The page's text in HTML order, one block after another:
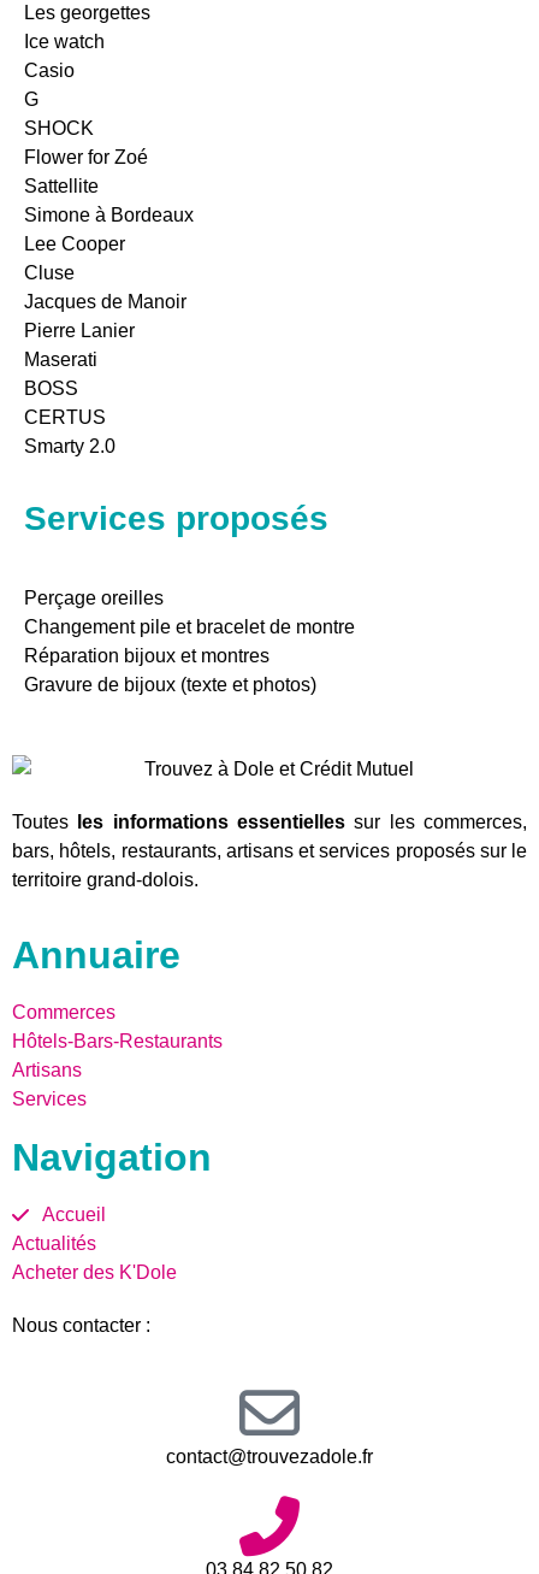
Les georgettes
Ice watch
Casio
G
SHOCK
Flower for Zoé
Sattellite
Simone à Bordeaux
Lee Cooper
Cluse
Jacques de Manoir
Pierre Lanier
Maserati
BOSS
CERTUS
Smarty 2.0
Services proposés
Perçage oreilles
Changement pile et bracelet de montre
Réparation bijoux et montres
Gravure de bijoux (texte et photos)
Toutes les informations essentielles sur les commerces,
bars, hôtels, restaurants, artisans et services proposés sur le
territoire grand-dolois.
Annuaire
Commerces
Hôtels-Bars-Restaurants
Artisans
Services
Navigation
Accueil
Actualités
Acheter des K'Dole
Nous contacter :
contact@trouvezadole.fr
03.84.82.50.82